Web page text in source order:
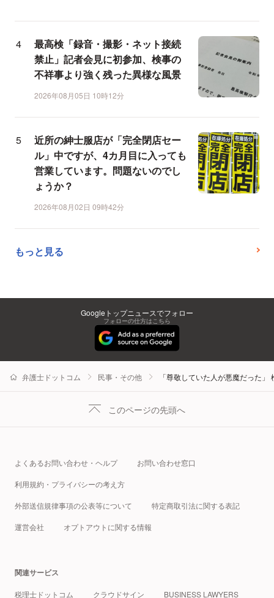
最高検「録音・撮影・ネット接続
禁止」記者会見に初参加、検事の
不祥事より強く残った異様な風景
2026年08月05日 10時12分
近所の紳士服店が「完全閉店セー
ル」中ですが、4カ月目に入っても
営業しています。問題ないのでし
ょうか？
2026年08月02日 09時42分
もっと見る
Googleトップニュースでフォロー
フォローの仕方はこちら
弁護士ドットコム 民事・その他 「尊敬していた人が悪魔だった
このページの先頭へ
よくあるお問い合わせ・ヘルプ お問い合わせ窓口
利用規約・プライバシーの考え方
外部送信規律事項の公表等について 特定商取引法に関する表記
運営会社 オプトアウトに関する情報
関連サービス
税理士ドットコム クラウドサイン BUSINESS LAWYERS